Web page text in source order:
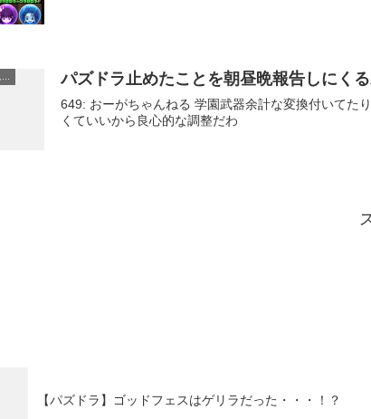
パズドラまとめ～２ちゃんねる パズドラ止めたことを朝昼晩報告しにく
649: おーがちゃんねる 学園武器余計な変換付いてたり、ターン短くて効果も足りなかったりで要らないな まだましなファミエルは覚醒がゴミだし 引かな
くていいから良心的な調整だわ
【パズドラ】ゴッドフェスはゲリラだった・・・！？